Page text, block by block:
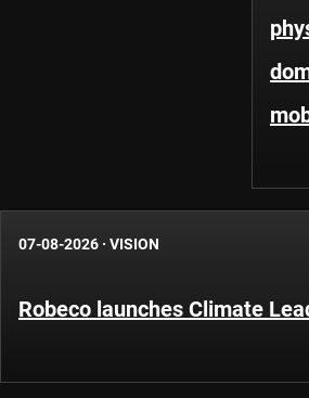
07-08-2026 · VISION
Robeco launches Climate